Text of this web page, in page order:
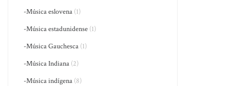
-Música eslovena (1)
-Música estadunidense (1)
-Música Gauchesca (1)
-Música Indiana (2)
-Música indígena (8)